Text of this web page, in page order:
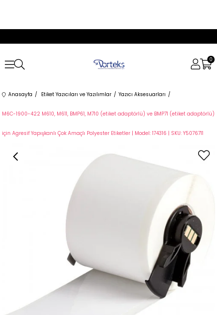
0
Anasayfa Etiket Yazıcıları ve Yazılımlar Yazıcı Aksesuarları
M6C-1900-422 M610, M611, BMP61, M710 (etiket adaptörlü) ve BMP71 (etiket adaptörlü)
için Agresif Yapışkanlı Çok Amaçlı Polyester Etiketler | Model: 174316 | SKU: Y5076711